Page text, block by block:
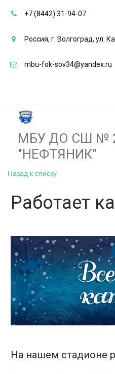
+7 (8442) 31-94-07
Россия, г. Волгоград, ул.
mbu-fok-sov34@yandex.ru
МБУ ДО СШ №
"НЕФТЯНИК"­­
Назад к списку
Работает
На нашем стадионе